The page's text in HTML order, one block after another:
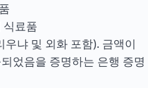
식료품
냐 및 외화 포함). 금액이
었음을 증명하는 은행 증명